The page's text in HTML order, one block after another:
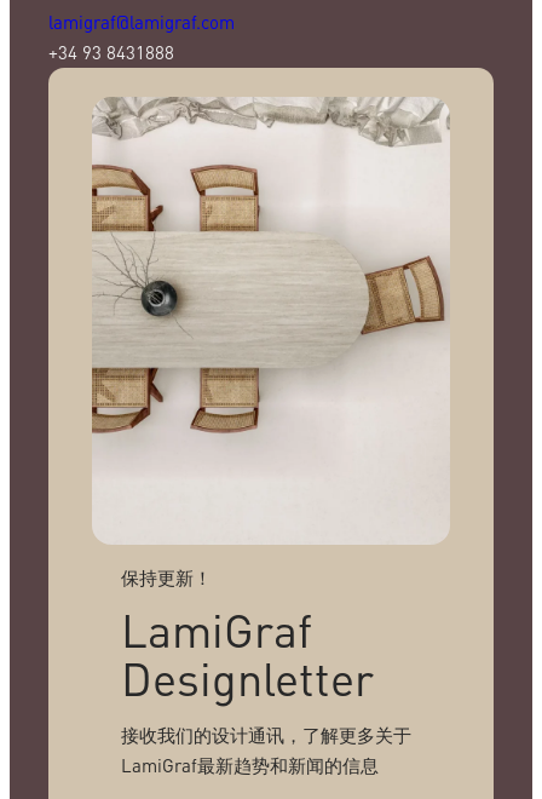
lamigraf@lamigraf.com
+34 93 8431888
保持更新！
LamiGraf
Designletter
接收我们的设计通讯，了解更多关于
LamiGraf最新趋势和新闻的信息